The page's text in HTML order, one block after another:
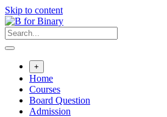
Skip to content
+
Home
Courses
Board Question
Admission